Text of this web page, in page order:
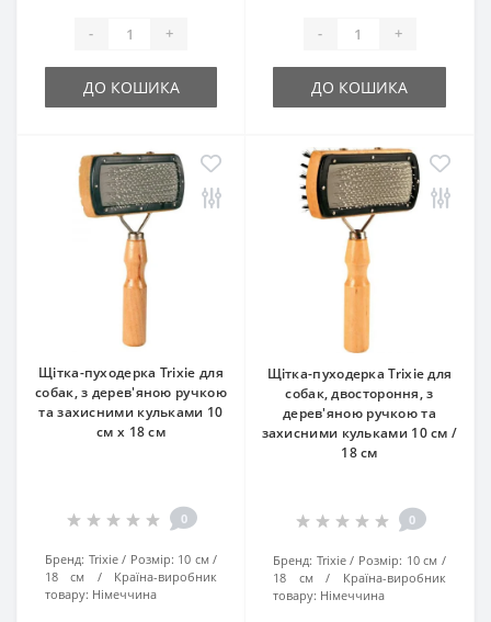
- +
ДО КОШИКА
- +
ДО КОШИКА
Щітка-пуходерка Trixie для
собак, з дерев'яною ручкою
та захисними кульками 10
см х 18 см
0
Бренд: Trixie Розмір: 10 см /
18 см
Країна-виробник
товару: Нiмеччина
Щітка-пуходерка Trixie для
собак, двостороння, з
дерев'яною ручкою та
захисними кульками 10 см /
18 см
0
Бренд: Trixie Розмір: 10 см /
18 см
Країна-виробник
товару: Нiмеччина